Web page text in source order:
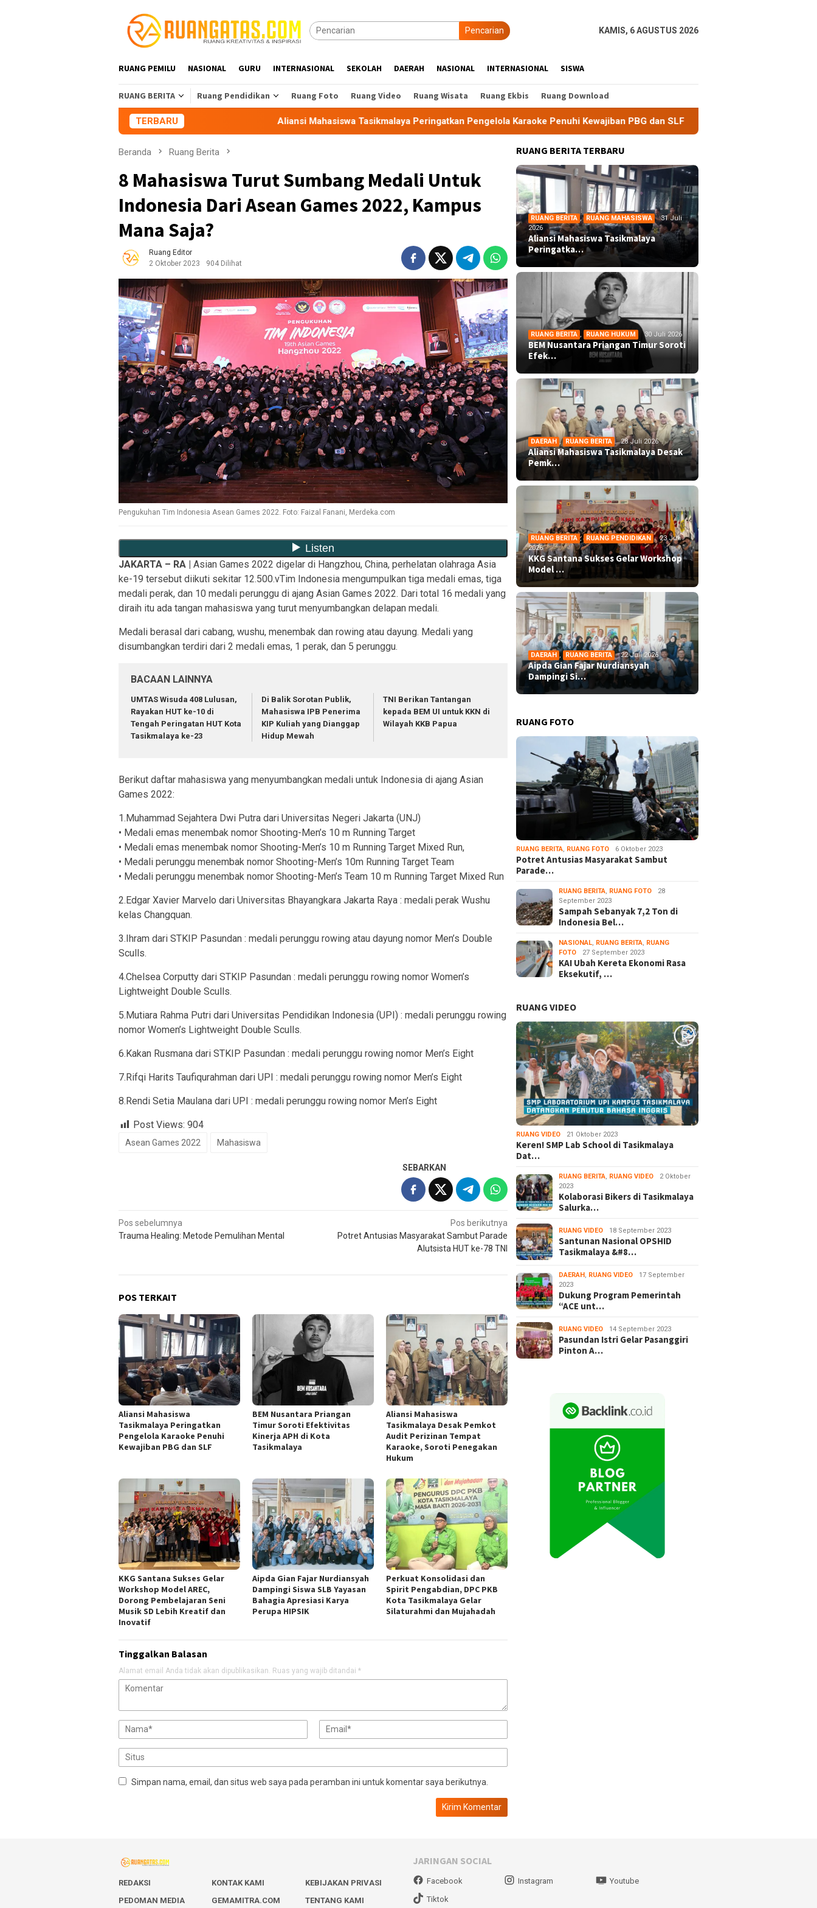
Pencarian KAMIS, 6 AGUSTUS 2026
RUANG PEMILU NASIONAL GURU INTERNASIONAL SEKOLAH DAERAH NASIONAL INTERNASIONAL SISWA
RUANG BERITA Ruang Pendidikan Ruang Foto Ruang Video Ruang Wisata Ruang Ekbis Ruang Download
TERBARU Aliansi Mahasiswa Tasikmalaya Peringatkan Pengelola Karaoke Penuhi Kewajiban PBG dan SLF BEM Nusantara Priangan Timur Soroti
Beranda Ruang Berita
8 Mahasiswa Turut Sumbang Medali Untuk
Indonesia Dari Asean Games 2022, Kampus
Mana Saja?
Ruang Editor
2 Oktober 2023
904 Dilihat
Pengukuhan Tim Indonesia Asean Games 2022. Foto: Faizal Fanani, Merdeka.com
JAKARTA – RA | Asian Games 2022 digelar di Hangzhou, China, perhelatan olahraga Asia
ke-19 tersebut diikuti sekitar 12.500.vTim Indonesia mengumpulkan tiga medali emas, tiga
medali perak, dan 10 medali perunggu di ajang Asian Games 2022. Dari total 16 medali yang
diraih itu ada tangan mahasiswa yang turut menyumbangkan delapan medali.
Medali berasal dari cabang, wushu, menembak dan rowing atau dayung. Medali yang
disumbangkan terdiri dari 2 medali emas, 1 perak, dan 5 perunggu.
BACAAN LAINNYA
UMTAS Wisuda 408 Lulusan,
Rayakan HUT ke-10 di
Tengah Peringatan HUT Kota
Tasikmalaya ke-23
Di Balik Sorotan Publik,
Mahasiswa IPB Penerima
KIP Kuliah yang Dianggap
Hidup Mewah
TNI Berikan Tantangan
kepada BEM UI untuk KKN di
Wilayah KKB Papua
Berikut daftar mahasiswa yang menyumbangkan medali untuk Indonesia di ajang Asian
Games 2022:
1.Muhammad Sejahtera Dwi Putra dari Universitas Negeri Jakarta (UNJ)
• Medali emas menembak nomor Shooting-Men’s 10 m Running Target
• Medali emas menembak nomor Shooting-Men’s 10 m Running Target Mixed Run,
• Medali perunggu menembak nomor Shooting-Men’s 10m Running Target Team
• Medali perunggu menembak nomor Shooting-Men’s Team 10 m Running Target Mixed Run
2.Edgar Xavier Marvelo dari Universitas Bhayangkara Jakarta Raya : medali perak Wushu
kelas Changquan.
3.Ihram dari STKIP Pasundan : medali perunggu rowing atau dayung nomor Men’s Double
Sculls.
4.Chelsea Corputty dari STKIP Pasundan : medali perunggu rowing nomor Women’s
Lightweight Double Sculls.
5.Mutiara Rahma Putri dari Universitas Pendidikan Indonesia (UPI) : medali perunggu rowing
nomor Women’s Lightweight Double Sculls.
6.Kakan Rusmana dari STKIP Pasundan : medali perunggu rowing nomor Men’s Eight
7.Rifqi Harits Taufiqurahman dari UPI : medali perunggu rowing nomor Men’s Eight
8.Rendi Setia Maulana dari UPI : medali perunggu rowing nomor Men’s Eight
Post Views: 904
Asean Games 2022 Mahasiswa
SEBARKAN
Navigasi
pos
Pos sebelumnya
Trauma Healing: Metode Pemulihan Mental
Pos berikutnya
Potret Antusias Masyarakat Sambut Parade
Alutsista HUT ke-78 TNI
POS TERKAIT
Aliansi Mahasiswa
Tasikmalaya Peringatkan
Pengelola Karaoke Penuhi
Kewajiban PBG dan SLF
BEM Nusantara Priangan
Timur Soroti Efektivitas
Kinerja APH di Kota
Tasikmalaya
Aliansi Mahasiswa
Tasikmalaya Desak Pemkot
Audit Perizinan Tempat
Karaoke, Soroti Penegakan
Hukum
KKG Santana Sukses Gelar
Workshop Model AREC,
Dorong Pembelajaran Seni
Musik SD Lebih Kreatif dan
Inovatif
Aipda Gian Fajar Nurdiansyah
Dampingi Siswa SLB Yayasan
Bahagia Apresiasi Karya
Perupa HIPSIK
Perkuat Konsolidasi dan
Spirit Pengabdian, DPC PKB
Kota Tasikmalaya Gelar
Silaturahmi dan Mujahadah
Tinggalkan Balasan
Alamat email Anda tidak akan dipublikasikan. Ruas yang wajib ditandai *
Simpan nama, email, dan situs web saya pada peramban ini untuk komentar saya berikutnya.
RUANG BERITA TERBARU
RUANG BERITA , RUANG MAHASISWA
31 Juli
2026
Aliansi Mahasiswa Tasikmalaya
Peringatka…
RUANG BERITA , RUANG HUKUM 30 Juli 2026
BEM Nusantara Priangan Timur Soroti
Efek…
DAERAH , RUANG BERITA 28 Juli 2026
Aliansi Mahasiswa Tasikmalaya Desak
Pemk…
RUANG BERITA , RUANG PENDIDIKAN
23 Juli
2026
KKG Santana Sukses Gelar Workshop
Model …
DAERAH , RUANG BERITA 22 Juli 2026
Aipda Gian Fajar Nurdiansyah
Dampingi Si…
RUANG FOTO
RUANG BERITA, RUANG FOTO 6 Oktober 2023
Potret Antusias Masyarakat Sambut
Parade…
RUANG BERITA, RUANG FOTO
28
September 2023
Sampah Sebanyak 7,2 Ton di
Indonesia Bel…
NASIONAL, RUANG BERITA, RUANG
FOTO
27 September 2023
KAI Ubah Kereta Ekonomi Rasa
Eksekutif, …
RUANG VIDEO
RUANG VIDEO 21 Oktober 2023
Keren! SMP Lab School di Tasikmalaya
Dat…
RUANG BERITA, RUANG VIDEO
2 Oktober
2023
Kolaborasi Bikers di Tasikmalaya
Salurka…
RUANG VIDEO 18 September 2023
Santunan Nasional OPSHID
Tasikmalaya &#8…
DAERAH , RUANG VIDEO
17 September
2023
Dukung Program Pemerintah
“ACE unt…
RUANG VIDEO 14 September 2023
Pasundan Istri Gelar Pasanggiri
Pinton A…
REDAKSI KONTAK KAMI
KEBIJAKAN PRIVASI
PEDOMAN MEDIA
GEMAMITRA.COM TENTANG KAMI
JARINGAN SOCIAL
Facebook Instagram
Youtube
Tiktok